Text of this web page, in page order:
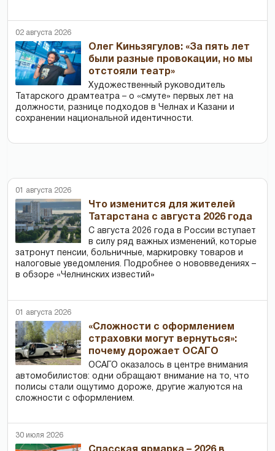
02 августа 2026
Олег Киньзягулов: «За пять лет
были разные провокации, но мы
отстояли театр»
Художественный руководитель
Татарского драмтеатра – о «смуте» первых лет на
должности, разнице подходов в Челнах и Казани и
сохранении национальной идентичности.
01 августа 2026
Что изменится для жителей
Татарстана с августа 2026 года
С августа 2026 года в России вступает
в силу ряд важных изменений, которые
затронут пенсии, больничные, маркировку товаров и
налоговые уведомления. Подробнее о нововведениях –
в обзоре «Челнинских известий»
01 августа 2026
«Сложности с оформлением
страховки могут вернуться»:
почему дорожает ОСАГО
ОСАГО оказалось в центре внимания
автомобилистов: одни обращают внимание на то, что
полисы стали ощутимо дороже, другие жалуются на
сложности с оформлением.
30 июля 2026